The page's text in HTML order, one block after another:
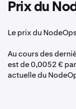
Prix du
Le prix du
Au cours des
est de 0,0052 €
actuelle du